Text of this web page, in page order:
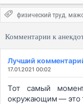
физический труд,
Комментарии к
Лучший
17.01.2021 00:02
Тот самый
окружающим — это